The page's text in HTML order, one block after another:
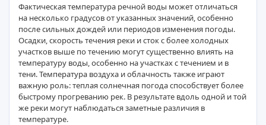
Фактическая температура речной воды может отличаться
на несколько градусов от указанных значений, особенно
после сильных дождей или периодов изменения погоды.
Осадки, скорость течения реки и сток с более холодных
участков выше по течению могут существенно влиять на
температуру воды, особенно на участках с течением и в
тени. Температура воздуха и облачность также играют
важную роль: теплая солнечная погода способствует более
быстрому прогреванию рек. В результате вдоль одной и той
же реки могут наблюдаться заметные различия в
температуре.